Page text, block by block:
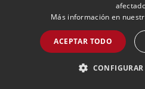
Andersen nombra
Gómez-Acebo
codirector de
Más información en
ACEPTAR TODO